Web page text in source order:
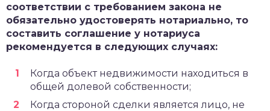
соответствии с требованием закона не
обязательно удостоверять нотариально, то
составить соглашение у нотариуса
рекомендуется в следующих случаях:
Когда объект недвижимости находиться в
общей долевой собственности;
Когда стороной сделки является лицо, не